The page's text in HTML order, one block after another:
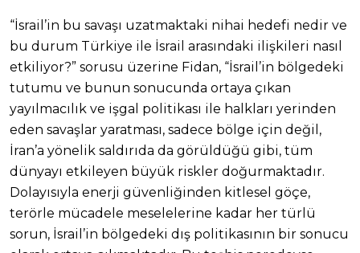
“İsrail’in bu savaşı uzatmaktaki nihai hedefi nedir ve
bu durum Türkiye ile İsrail arasındaki ilişkileri nasıl
etkiliyor?” sorusu üzerine Fidan, “İsrail’in bölgedeki
tutumu ve bunun sonucunda ortaya çıkan
yayılmacılık ve işgal politikası ile halkları yerinden
eden savaşlar yaratması, sadece bölge için değil,
İran’a yönelik saldırıda da görüldüğü gibi, tüm
dünyayı etkileyen büyük riskler doğurmaktadır.
Dolayısıyla enerji güvenliğinden kitlesel göçe,
terörle mücadele meselelerine kadar her türlü
sorun, İsrail’in bölgedeki dış politikasının bir sonucu